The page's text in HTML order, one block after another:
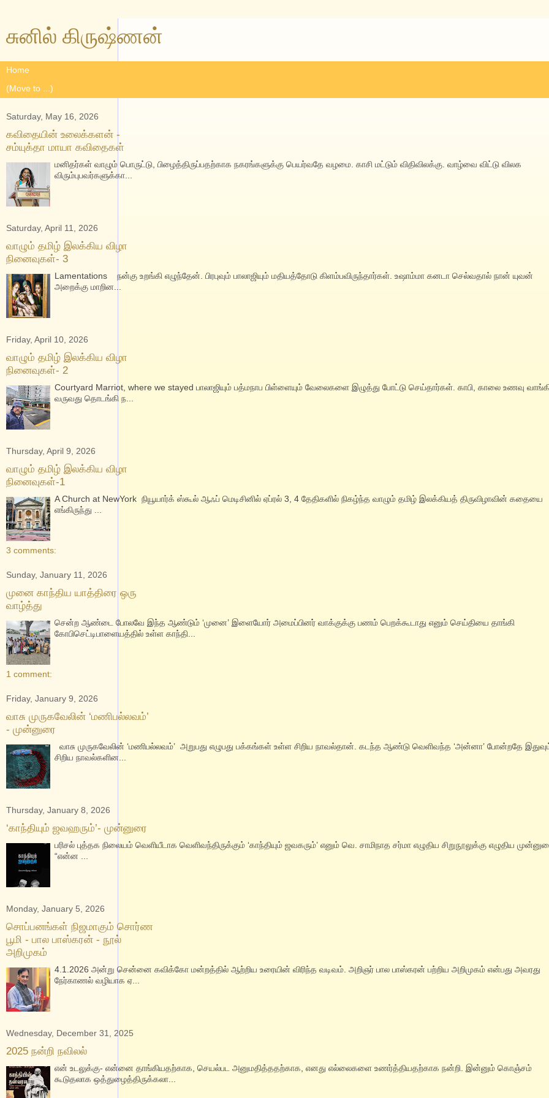
சுனில் கிருஷ்ணன்
Saturday, May 16, 2026
கவிதையின் உலைக்களன் -
சம்யுக்தா மாயா கவிதைகள்
மனிதர்கள் வாழும் பொருட்டு, பிழைத்திருப்பதற்காக நகரங்களுக்கு பெயர்வதே வழமை.‌ காசி மட்டும் விதிவிலக்கு. வாழ்வை விட்டு விலக
விரும்புபவர்களுக்கா...
Saturday, April 11, 2026
வாழும் தமிழ் இலக்கிய விழா
நினைவுகள்- 3
Lamentations நன்கு உறங்கி எழுந்தேன். பிரபுவும் பாலாஜியும் மதியத்தோடு கிளம்பவிருந்தார்கள். உஷாம்மா கனடா செல்வதால் நான் யுவன்
அறைக்கு மாறின...
Friday, April 10, 2026
வாழும் தமிழ் இலக்கிய விழா
நினைவுகள்- 2
Courtyard Marriot, where we stayed பாலாஜியும் பத்மநாப பிள்ளையும் வேலைகளை இழுத்து போட்டு செய்தார்கள். காபி, காலை உணவு
வருவது தொடங்கி ந...
Thursday, April 9, 2026
வாழும் தமிழ் இலக்கிய விழா
நினைவுகள்-1
A Church at NewYork நியூயார்க் ஸ்கூல் ஆஃப் மெடிசினில் ஏப்ரல் 3, 4 தேதிகளில் நிகழ்ந்த வாழும் தமிழ் இலக்கியத் திருவிழாவின் கதையை
எங்கிருந்து ...
3 comments:
Sunday, January 11, 2026
முனை காந்திய யாத்திரை ஒரு
வாழ்த்து
சென்ற ஆண்டை போலவே இந்த ஆண்டும் ‘முனை’ இளையோர் அமைப்பினர் வாக்குக்கு பணம் பெறக்கூடாது எனும் செய்தியை தாங்கி
கோபிசெட்டிபாளையத்தில் உள்ள காந்தி...
1 comment:
Friday, January 9, 2026
வாசு முருகவேலின் ‘மணிபல்லவம்’
- முன்னுரை
வாசு முருகவேலின் ‘மணிபல்லவம்’ அறுபது எழுபது பக்கங்கள் உள்ள சிறிய நாவல்தான். கடந்த ஆண்டு வெளிவந்த ‘அன்னா’ போன்றதே
சிறிய நாவல்களின...
Thursday, January 8, 2026
‘காந்தியும் ஜவஹரும்’- முன்னுரை
பரிசல் புத்தக நிலையம் வெளியீடாக வெளிவந்திருக்கும் ‘காந்தியும் ஜவகரும்’ எனும் வெ. சாமிநாத சர்மா எழுதிய சிறுநூலுக்கு எழுதிய
“என்ன ...
Monday, January 5, 2026
சொப்பனங்கள் நிஜமாகும் சொர்ண
பூமி - பால பாஸ்கரன் - நூல்
அறிமுகம்
4.1.2026 அன்று சென்னை கவிக்கோ மன்றத்தில் ஆற்றிய உரையின் விரிந்த வடிவம். அறிஞர் பால பாஸ்கரன் பற்றிய அறிமுகம் என்பது அவரது
நேர்காணல் வழியாக ஏ...
Wednesday, December 31, 2025
2025 நன்றி நவிலல்
என் உடலுக்கு- என்னை தாங்கியதற்காக, செயல்பட அனுமதித்ததற்காக, எனது எல்லைகளை உணர்த்தியதற்காக நன்றி. இன்னும் கொஞ்சம்
கூடுதலாக ஒத்துழைத்திருக்கலா...